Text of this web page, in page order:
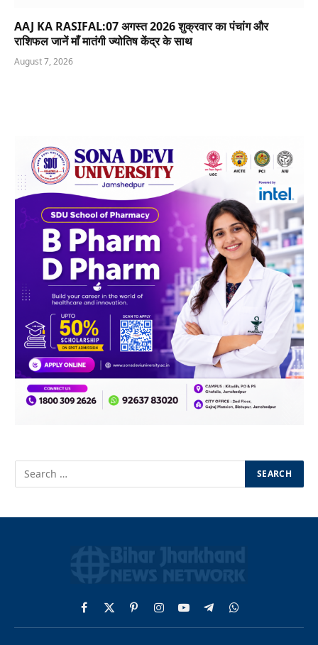
AAJ KA RASIFAL:07 अगस्त 2026 शुक्रवार का पंचांग और
राशिफल जानें माँ मातंगी ज्योतिष केंद्र के साथ
August 7, 2026
Facebook
X
(Twitter)
PinterestInstagram
YouTubeTelegramWhatsApp